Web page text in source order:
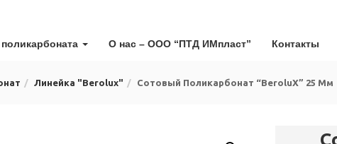
О нас – ООО “ПТД ИМпласт” Контакты
Линейка "Berolux" Сотовый Поликарбонат “BeroluX” 25 Мм